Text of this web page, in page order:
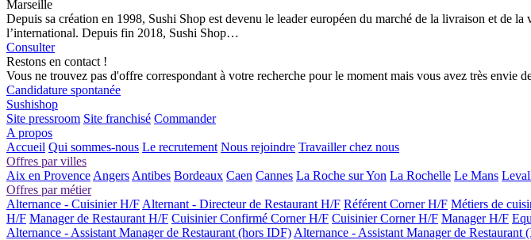
Marseille
Depuis sa création en 1998, Sushi Shop est devenu le leader européen du marché de la livraison et de
l’international. Depuis fin 2018, Sushi Shop…
Consulter
Restons en contact !
Vous ne trouvez pas d'offre correspondant à votre recherche pour le moment mais vous avez très envie
Candidature spontanée
Sushishop
Site pressroom Site franchisé Commander
A propos
Accueil Qui sommes-nous Le recrutement Nous rejoindre Travailler chez nous
Offres par villes
Aix en Provence Angers Antibes Bordeaux Caen Cannes La Roche sur Yon La Rochelle Le Mans
Offres par métier
Alternance - Cuisinier H/F Alternant - Directeur de Restaurant H/F Référent Corner H/F Métiers de
H/F Manager de Restaurant H/F Cuisinier Confirmé Corner H/F Cuisinier Corner H/F Manager H/F
Alternance - Assistant Manager de Restaurant (hors IDF) Alternance - Assistant Manager de Restaurant